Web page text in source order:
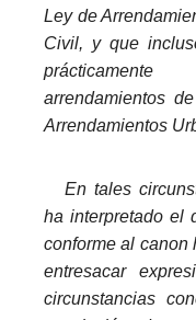
Ley de
Civil, y que
arrendamientos
Arrendamientos
En tales
ha interpretado el
conforme al canon
entresacar
circunstancias